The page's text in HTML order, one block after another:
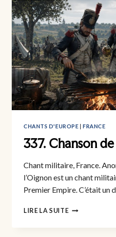
CHANTS D'EUROPE |FRANCE
337. Chanson
Chant militaire, France.
l’Oignon est un chant
Premier Empire. C’était un
LIRE LA SUITE337.